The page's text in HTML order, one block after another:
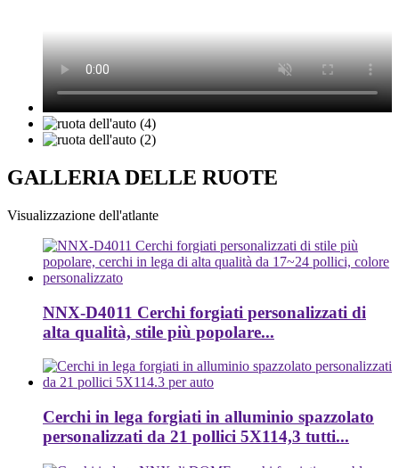
GALLERIA DELLE RUOTE
Visualizzazione dell'atlante
NNX-D4011 Cerchi forgiati personalizzati di
alta qualità, stile più popolare...
Cerchi in lega forgiati in alluminio spazzolato
personalizzati da 21 pollici 5X114,3 tutti...